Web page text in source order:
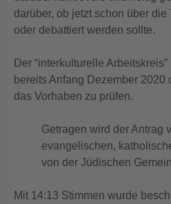
darüber, ob jetzt schon über
oder debattiert werden sollte.
Der “interkulturelle
bereits Anfang Dezember 2020
das Vorhaben zu prüfen.
Getragen wird der Antrag
evangelischen,
von der Jüdischen
Mit 14:13 Stimmen wurde